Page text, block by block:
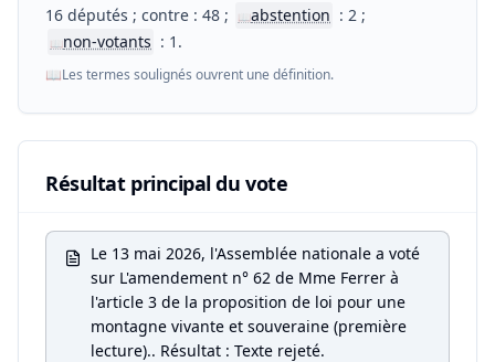
16 députés ; contre : 48 ;
📖abstention : 2 ;
📖non-votants : 1.
📖Les termes soulignés ouvrent une définition.
Résultat principal du vote
Le 13 mai 2026, l'Assemblée nationale a voté
sur L'amendement n° 62 de Mme Ferrer à
l'article 3 de la proposition de loi pour une
montagne vivante et souveraine (première
lecture).. Résultat : Texte rejeté.